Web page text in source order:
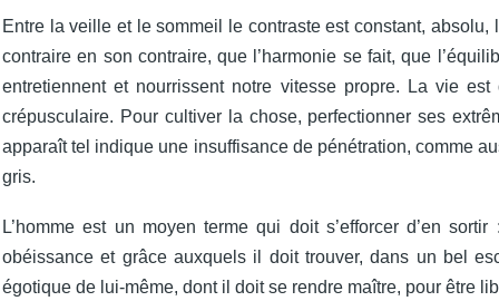
Entre la veille et le sommeil le contraste est constant, absolu,
contraire en son contraire, que l’harmonie se fait, que
entretiennent et nourrissent notre vitesse propre. La vie
crépusculaire. Pour cultiver la chose, perfectionner ses
apparaît tel indique une insuffisance de pénétration, comme
gris.
L’homme est un moyen terme qui doit s’efforcer d’en
obéissance et grâce auxquels il doit trouver, dans un bel
égotique de lui-même, dont il doit se rendre maître, pour être